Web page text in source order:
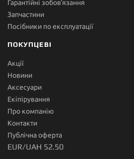
Гарантійні зобов'язання
Запчастини
Посібники по експлуатації
ПОКУПЦЕВІ
Акції
Новини
Аксесуари
Екіпірування
Про компанію
Контакти
Публічна оферта
EUR/UAH 52.50